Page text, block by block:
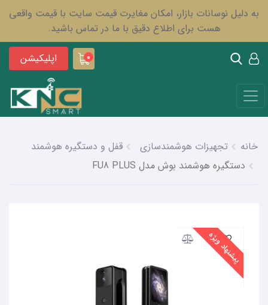
به دلیل نوسانات بازار، امکان مغایرت قیمت سایت با قیمت واقعی
هست برای اطلاع دقیق با ما در تماس باشید.
0 اپلیکیشن
خانه تجهیزات هوشمندسازی
قفل و دستگیره هوشمند
دستگیره هوشمند بوش مدل FU8 PLUS
پیشنهاد ویژه